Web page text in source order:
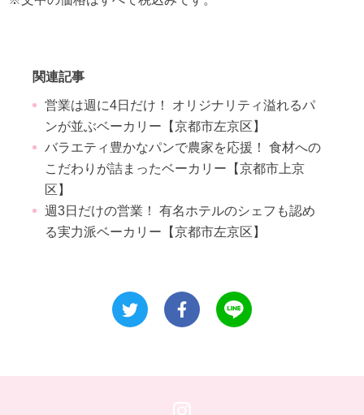
関連記事
営業は週に4日だけ！ オリジナリティ溢れるパ
ンが並ぶベーカリー【京都市左京区】
バラエティ豊かなパンで農家を応援！ 食材への
こだわりが詰まったベーカリー【京都市上京
区】
週3日だけの営業！ 有名ホテルのシェフも認め
る実力派ベーカリー【京都市左京区】